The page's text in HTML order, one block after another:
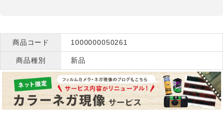
商品コード 1000000050261
商品種別 新品